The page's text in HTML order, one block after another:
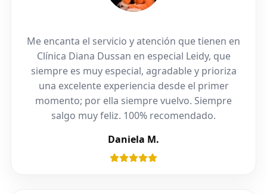
Me encanta el servicio y atención que tienen en
Clínica Diana Dussan en especial Leidy, que
siempre es muy especial, agradable y prioriza
una excelente experiencia desde el primer
momento; por ella siempre vuelvo. Siempre
salgo muy feliz. 100% recomendado.
Daniela M.